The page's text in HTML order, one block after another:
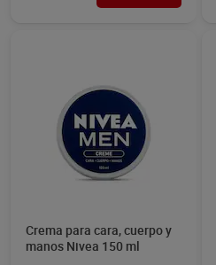
Crema para cara, cuerpo y
manos Nivea 150 ml